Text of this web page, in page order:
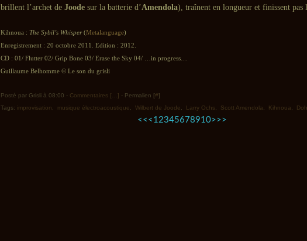
brillent l’archet de Joode sur la batterie d’Amendola), traînent en longueur et finissent pas
Kihnoua : The Sybil’s Whisper(Metalanguage)
Enregistrement : 20 octobre 2011. Edition : 2012.
CD : 01/ Flutter 02/ Grip Bone 03/ Erase the Sky 04/ …in progress…
Guillaume Belhomme © Le son du grisli
Posté par Grisli à 08:00 - Commentaires [ ] - Permalien [#]
Tags: improvisation musique électroacoustique Wilbert de Joode Larry Ochs Scott Amendola Kihnoua
<< < 123456 78910>>>